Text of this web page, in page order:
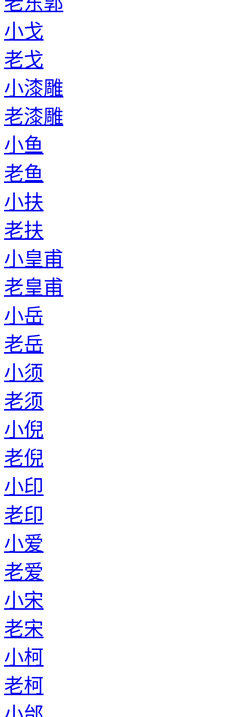
小戈
老戈
小漆雕
老漆雕
小鱼
老鱼
小扶
老扶
小皇甫
老皇甫
小岳
老岳
小须
老须
小倪
老倪
小印
老印
小爱
老爱
小宋
老宋
小柯
老柯